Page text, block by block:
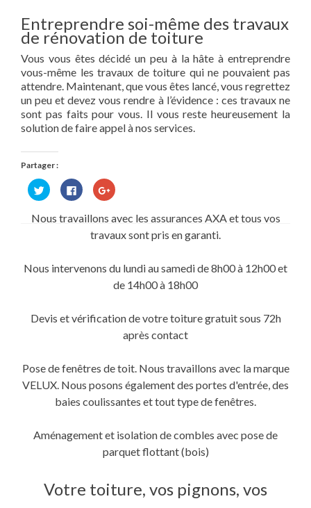
Entreprendre soi-même des travaux
de rénovation de toiture
Vous vous êtes décidé un peu à la hâte à entreprendre
vous-même les travaux de toiture qui ne pouvaient pas
attendre. Maintenant, que vous êtes lancé, vous regrettez
un peu et devez vous rendre à l’évidence : ces travaux ne
sont pas faits pour vous. Il vous reste heureusement la
solution de faire appel à nos services.
Partager :
Cliquez
pour
partager
Twitter(ouvre
Cliquez
pour
partager
sur
Facebook(ouvre
dans
une
Cliquez
pour
Google+
dans
fenêtre)
Nous travaillons avec les assurances AXA et tous vos
travaux sont pris en garanti.
Nous intervenons du lundi au samedi de 8h00 à 12h00 et
de 14h00 à 18h00
Devis et vérification de votre toiture gratuit sous 72h
après contact
Pose de fenêtres de toit. Nous travaillons avec la marque
VELUX. Nous posons également des portes d'entrée, des
baies coulissantes et tout type de fenêtres.
Aménagement et isolation de combles avec pose de
parquet flottant (bois)
Votre toiture, vos pignons, vos